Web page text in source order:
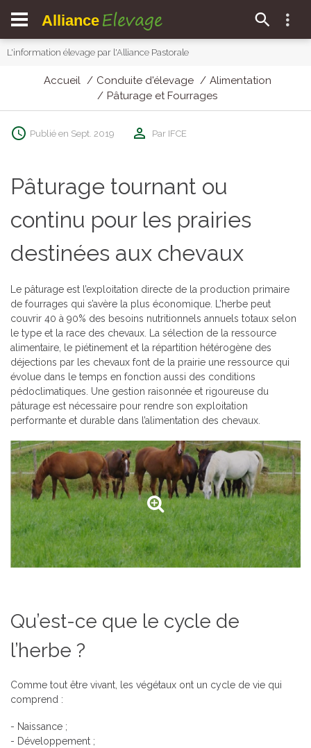
Alliance Elevage
L'information élevage par l'Alliance Pastorale
Accueil Conduite d'élevage
Alimentation
Pâturage et Fourrages
Publié en Sept. 2019 Par IFCE
Pâturage tournant ou
continu pour les prairies
destinées aux chevaux
Le pâturage est l’exploitation directe de la production primaire
de fourrages qui s’avère la plus économique. L’herbe peut
couvrir 40 à 90% des besoins nutritionnels annuels totaux selon
le type et la race des chevaux. La sélection de la ressource
alimentaire, le piétinement et la répartition hétérogène des
déjections par les chevaux font de la prairie une ressource qui
évolue dans le temps en fonction aussi des conditions
pédoclimatiques. Une gestion raisonnée et rigoureuse du
pâturage est nécessaire pour rendre son exploitation
performante et durable dans l’alimentation des chevaux.
Qu’est-ce que le cycle de
l’herbe ?
Comme tout être vivant, les végétaux ont un cycle de vie qui
comprend :
- Naissance ;
- Développement ;